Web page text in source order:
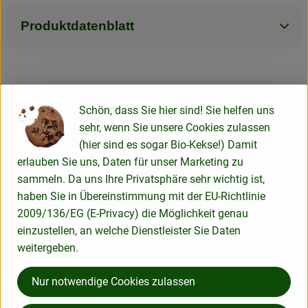
Produktdatenblatt
Hersteller: Natumi
Deutschland
Natumi GmbH
D 53840 Troisdorf
Schön, dass Sie hier sind! Sie helfen uns
sehr, wenn Sie unsere Cookies zulassen
(hier sind es sogar Bio-Kekse!) Damit
erlauben Sie uns, Daten für unser Marketing zu
sammeln. Da uns Ihre Privatsphäre sehr wichtig ist,
haben Sie in Übereinstimmung mit der EU-Richtlinie
2009/136/EG (E-Privacy) die Möglichkeit genau
einzustellen, an welche Dienstleister Sie Daten
weitergeben.
Nur notwendige Cookies zulassen